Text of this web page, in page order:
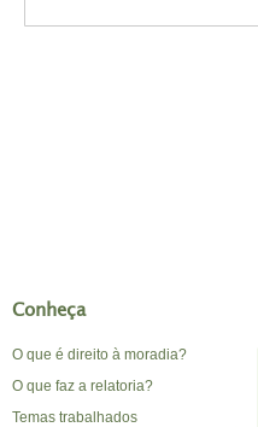
Conheça
O que é direito à moradia?
O que faz a relatoria?
Temas trabalhados